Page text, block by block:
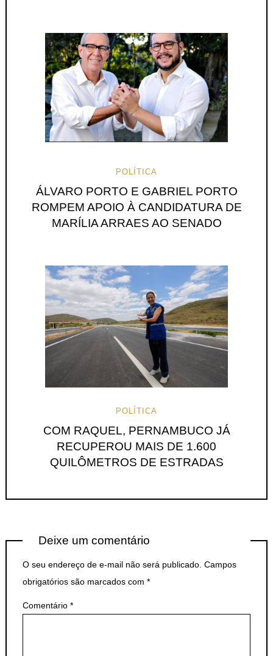
POLÍTICA
ÁLVARO PORTO E GABRIEL PORTO
ROMPEM APOIO À CANDIDATURA DE
MARÍLIA ARRAES AO SENADO
POLÍTICA
COM RAQUEL, PERNAMBUCO JÁ
RECUPEROU MAIS DE 1.600
QUILÔMETROS DE ESTRADAS
Deixe um comentário
O seu endereço de e-mail não será publicado. Campos
obrigatórios são marcados com *
Comentário *